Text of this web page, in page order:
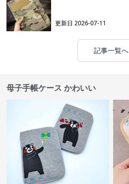
更新日2026-07-11
記事一覧へ
母子手帳ケース かわいい